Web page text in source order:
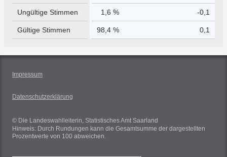
Ungültige Stimmen 1,6 % -0,1
Gültige Stimmen 98,4 % 0,1
Impressum
Datenschutzerklärung
© Die Landeswahlleiterin, Statistisches Amt Saarland
Hinweis: Durch Rundungen kann die Gesamtsumme der dargestellten
Prozentwerte von 100 abweichen.